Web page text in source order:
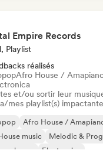
Empire Records
Playlist
réalisés
Afro House /
et/ou sortir leur
mes playlist(s)
Afro House /
music
Melodic &
house Electronica